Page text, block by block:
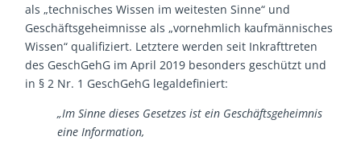
als „technisches Wissen im weitesten Sinne“ und
Geschäftsgeheimnisse als „vornehmlich kaufmännisches
Wissen“ qualifiziert. Letztere werden seit Inkrafttreten
des GeschGehG im April 2019 besonders geschützt und
in § 2 Nr. 1 GeschGehG legaldefiniert:
„Im Sinne dieses Gesetzes ist ein Geschäftsgeheimnis
eine Information,